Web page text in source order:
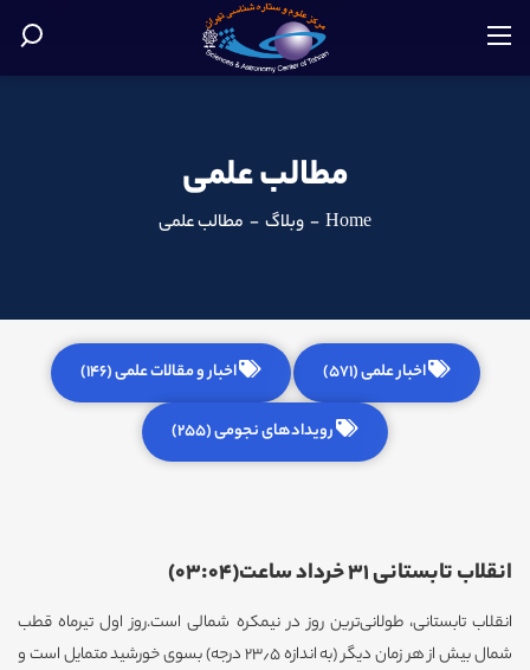
مطالب علمی
Home
- وبلاگ - مطالب علمی
اخبار علمی (571) اخبار و مقالات علمی (146)
رویدادهای نجومی (255)
انقلاب تابستانی 31 خرداد ساعت(03:04)
انقلاب تابستانی، طولانی‌ترین روز در نیمکره شمالی است.روز اول تیرماه قطب
شمال بیش از هر زمان دیگر (به اندازه ۲۳٫۵ درجه) بسوی خورشید متمایل است و